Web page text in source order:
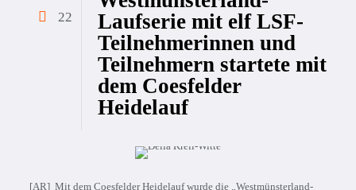
22
Laufserie mit elf LSF-
Teilnehmerinnen und
Teilnehmern startete mit
dem Coesfelder
Heidelauf
[AR] Mit dem Coesfelder Heidelauf wurde die „Westmünsterland-